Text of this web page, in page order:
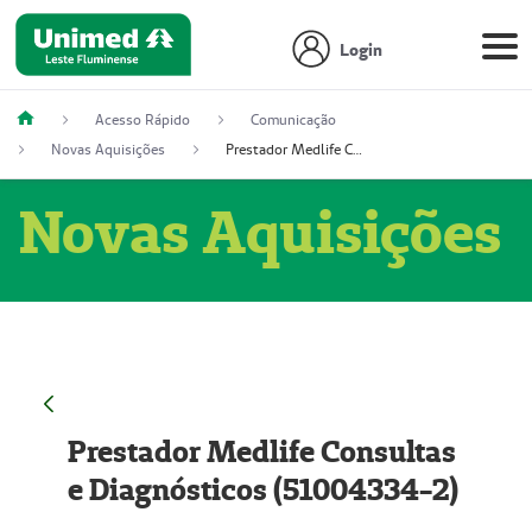
Login
Acesso Rápido
Comunicação
Novas Aquisições
Prestador Medlife Consultas e Diagnósticos (51004334-2)
Novas Aquisições
Prestador Medlife Consultas
e Diagnósticos (51004334-2)